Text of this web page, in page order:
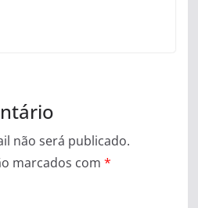
não será publicado.
marcados com *